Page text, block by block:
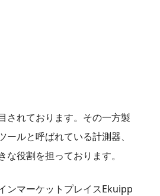
されております。その一方製
ルと呼ばれている計測器、
役割を担っております。
ンマーケットプレイスEkuipp